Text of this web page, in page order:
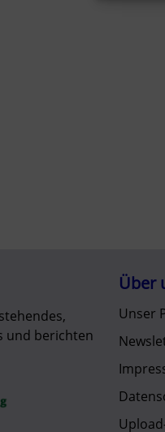
und berichten
Über
Unser